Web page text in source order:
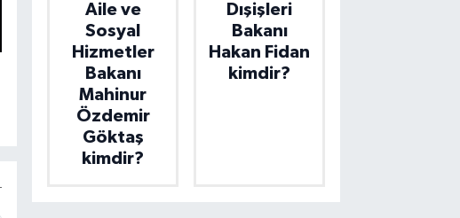
Aile ve
Sosyal
Hizmetler
Bakanı
Mahinur
Özdemir
Göktaş
kimdir?
Dışişleri
Bakanı
Hakan Fidan
kimdir?